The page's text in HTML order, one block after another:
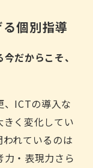
個別指導
だからこそ、
、ICTの導入な
きく変化してい
れているのは
・表現力さら